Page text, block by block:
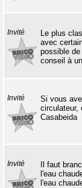
Invité
Le plus
avec
possible
conseil à
Invité
Si vous
circulateur,
Casabeida
Invité
Il faut
l'eau
l'eau